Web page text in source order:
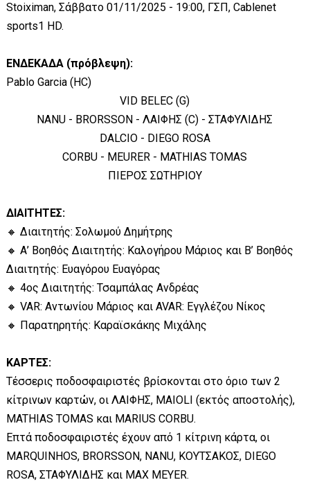
Stoiximan, Σάββατο 01/11/2025 - 19:00, ΓΣΠ, Cablenet
sports1 HD.
ΕΝΔΕΚΑΔΑ (πρόβλεψη):
Pablo Garcia (HC)
VID BELEC (G)
NANU - BRORSSON - ΛΑΙΦΗΣ (C) - ΣΤΑΦΥΛΙΔΗΣ
DALCIO - DIEGO ROSA
CORBU - MEURER - MATHIAS TOMAS
ΠΙΕΡΟΣ ΣΩΤΗΡΙΟΥ
ΔΙΑΙΤΗΤΕΣ:
🔸 Διαιτητής: Σολωμού Δημήτρης
🔸 Α’ Βοηθός Διαιτητής: Καλογήρου Μάριος και Β’ Βοηθός
Διαιτητής: Ευαγόρου Ευαγόρας
🔸 4ος Διαιτητής: Τσαμπάλας Ανδρέας
🔸 VAR: Αντωνίου Μάριος και AVAR: Εγγλέζου Νίκος
🔸 Παρατηρητής: Καραϊσκάκης Μιχάλης
ΚΑΡΤΕΣ:
Τέσσερις ποδοσφαιριστές βρίσκονται στο όριο των 2
κίτρινων καρτών, οι ΛΑΙΦΗΣ, MAIOLI (εκτός αποστολής),
MATHIAS TOMAS και MARIUS CORBU.
Επτά ποδοσφαιριστές έχουν από 1 κίτρινη κάρτα, οι
MARQUINHOS, BRORSSON, NANU, ΚΟΥΤΣΑΚΟΣ, DIEGO
ROSA, ΣΤΑΦΥΛΙΔΗΣ και MAX MEYER.